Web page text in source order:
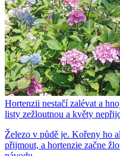
Hortenzii nestačí zalévat a
listy zežloutnou a květy
Železo v půdě je. Kořeny ho
přijmout, a hortenzie začne